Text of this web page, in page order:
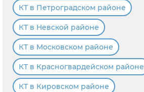
КТ в Петроградском районе
КТ в Невской районе
КТ в Московском районе
КТ в Красногвардейском районе
КТ в Кировском районе